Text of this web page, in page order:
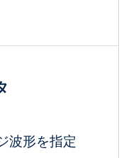
波形を指定